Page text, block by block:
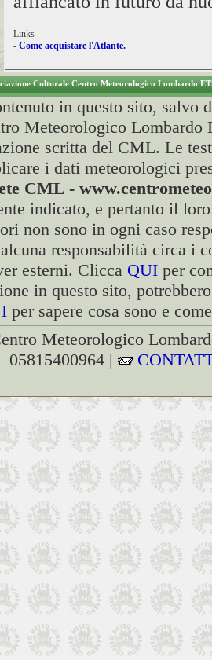
Links
- Come acquistare l'Atlante.
Culturale Centro Meteorologico Lombardo
in questo sito, salvo
Meteorologico Lombardo
scritta del CML. Le
i dati meteorologici
CML -
indicato, e pertanto il
non sono in ogni caso
responsabilità circa i
esterni. Clicca QUI per
in questo sito,
per sapere cosa sono e
Meteorologico
05815400964 |